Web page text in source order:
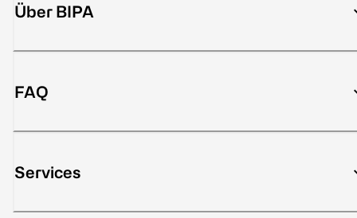
Über BIPA
FAQ
Services